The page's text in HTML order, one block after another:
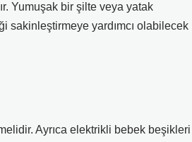
Yumuşak bir şilte veya yatak
sakinleştirmeye yardımcı olabilecek
Ayrıca elektrikli bebek beşikleri